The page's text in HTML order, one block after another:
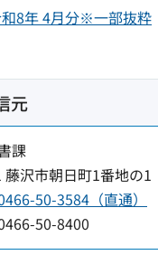
8年 4月分※一部抜粋
元
課
藤沢市朝日町1番地の
50-3584（直通）
50-8400